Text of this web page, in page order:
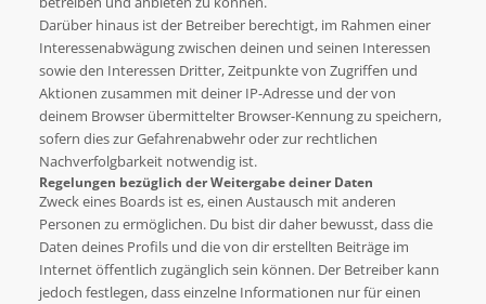
Darüber hinaus ist der Betreiber berechtigt, im Rahmen einer
Interessenabwägung zwischen deinen und seinen Interessen
sowie den Interessen Dritter, Zeitpunkte von Zugriffen und
Aktionen zusammen mit deiner IP-Adresse und der von
deinem Browser übermittelter Browser-Kennung zu speichern,
sofern dies zur Gefahrenabwehr oder zur rechtlichen
Nachverfolgbarkeit notwendig ist.
Regelungen bezüglich der Weitergabe deiner Daten
Zweck eines Boards ist es, einen Austausch mit anderen
Personen zu ermöglichen. Du bist dir daher bewusst, dass die
Daten deines Profils und die von dir erstellten Beiträge im
Internet öffentlich zugänglich sein können. Der Betreiber kann
jedoch festlegen, dass einzelne Informationen nur für einen